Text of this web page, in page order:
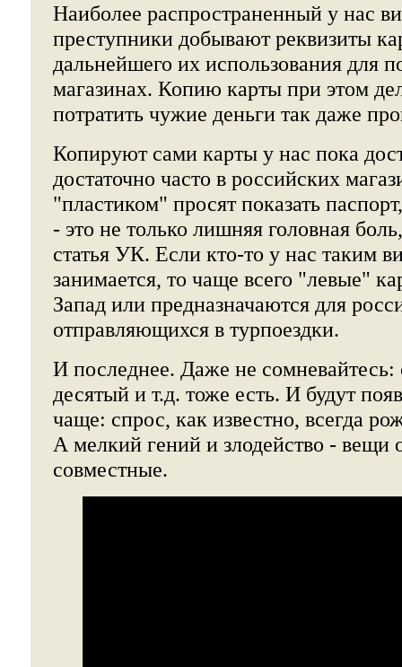
Наиболее распространенный у нас
преступники добывают реквизиты
дальнейшего их использования для
магазинах. Копию карты при этом
потратить чужие деньги так даже
Копируют сами карты у нас пока
достаточно часто в российских
"пластиком" просят показать
- это не только лишняя головная
статья УК. Если кто-то у нас таким
занимается, то чаще всего "левые"
Запад или предназначаются для
отправляющихся в турпоездки.
И последнее. Даже не
десятый и т.д. тоже есть. И будут
чаще: спрос, как известно, всегда
А мелкий гений и злодейство - вещи
совместные.